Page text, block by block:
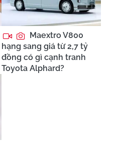
Maextro V800
hạng sang giá từ 2,7 tỷ
đồng có gì cạnh tranh
Toyota Alphard?